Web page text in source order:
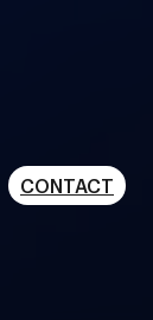
CONTACT